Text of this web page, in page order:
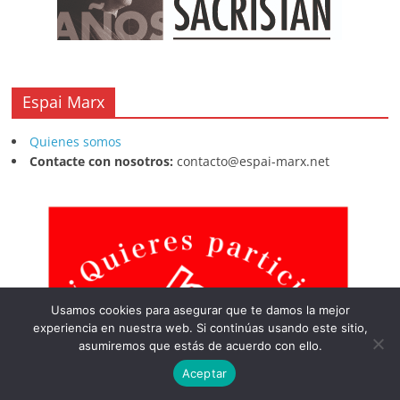
Espai Marx
Quienes somos
Contacte con nosotros: contacto@espai-marx.net
Usamos cookies para asegurar que te damos la mejor
experiencia en nuestra web. Si continúas usando este sitio,
asumiremos que estás de acuerdo con ello.
Aceptar